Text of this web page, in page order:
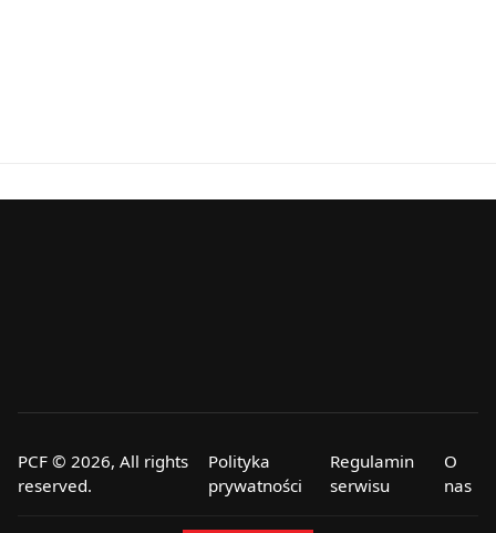
PCF © 2026, All rights
reserved.
Polityka
prywatności
Regulamin
serwisu
O
nas